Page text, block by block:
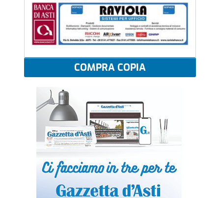
COMPRA COPIA